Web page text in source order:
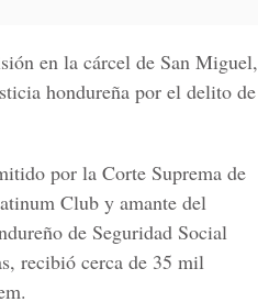
en la cárcel de San Miguel,
hondureña por el delito de
por la Corte Suprema de
Club y amante del
de Seguridad Social
recibió cerca de 35 mil